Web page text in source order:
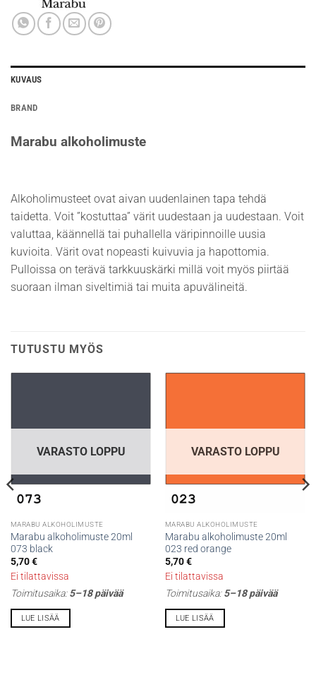
KUVAUS
BRAND
Marabu alkoholimuste
Alkoholimusteet ovat aivan uudenlainen tapa tehdä
taidetta. Voit ”kostuttaa” värit uudestaan ja uudestaan. Voit
valuttaa, käännellä tai puhallella väripinnoille uusia
kuvioita. Värit ovat nopeasti kuivuvia ja hapottomia.
Pulloissa on terävä tarkkuuskärki millä voit myös piirtää
suoraan ilman siveltimiä tai muita apuvälineitä.
TUTUSTU MYÖS
VARASTO LOPPU
MARABU ALKOHOLIMUSTE
Marabu alkoholimuste 20ml
073 black
5,70€
Ei tilattavissa
Toimitusaika:5–18 päivää
LUE LISÄÄ
VARASTO LOPPU
MARABU ALKOHOLIMUSTE
Marabu alkoholimuste 20ml
023 red orange
5,70€
Ei tilattavissa
Toimitusaika:5–18 päivää
LUE LISÄÄ